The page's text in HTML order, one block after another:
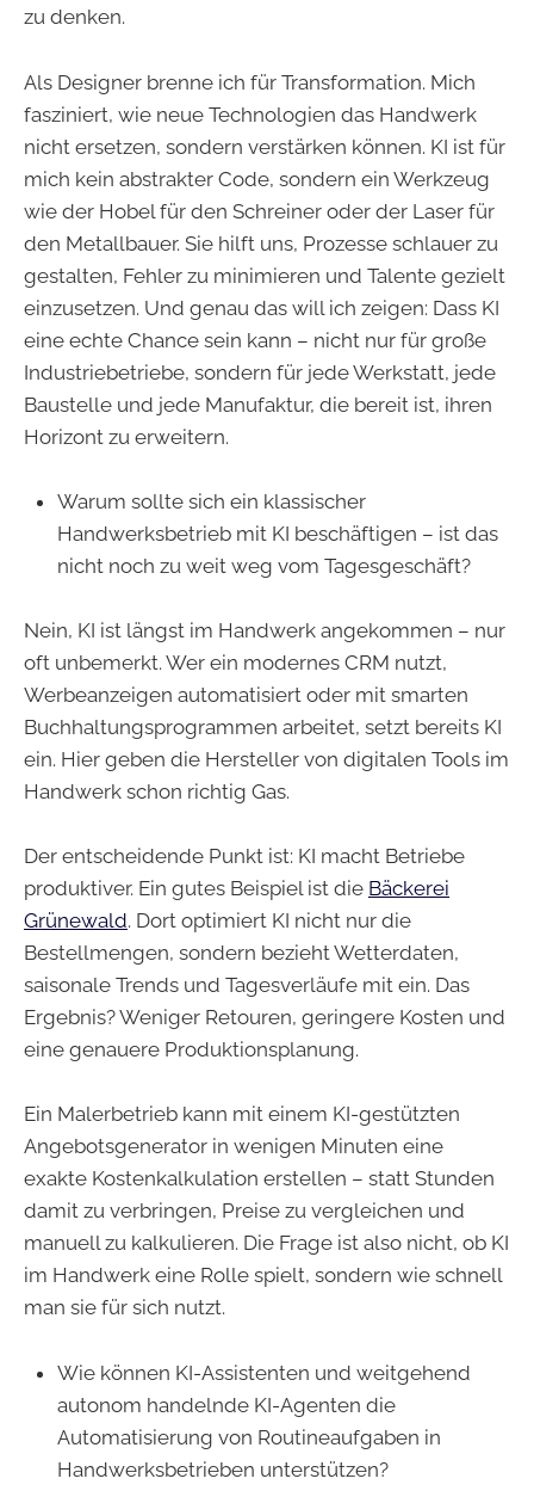
zu denken.
Als Designer brenne ich für Transformation. Mich
fasziniert, wie neue Technologien das Handwerk
nicht ersetzen, sondern verstärken können. KI ist für
mich kein abstrakter Code, sondern ein Werkzeug
wie der Hobel für den Schreiner oder der Laser für
den Metallbauer. Sie hilft uns, Prozesse schlauer zu
gestalten, Fehler zu minimieren und Talente gezielt
einzusetzen. Und genau das will ich zeigen: Dass KI
eine echte Chance sein kann – nicht nur für große
Industriebetriebe, sondern für jede Werkstatt, jede
Baustelle und jede Manufaktur, die bereit ist, ihren
Horizont zu erweitern.
Warum sollte sich ein klassischer
Handwerksbetrieb mit KI beschäftigen – ist das
nicht noch zu weit weg vom Tagesgeschäft?
Nein, KI ist längst im Handwerk angekommen – nur
oft unbemerkt. Wer ein modernes CRM nutzt,
Werbeanzeigen automatisiert oder mit smarten
Buchhaltungsprogrammen arbeitet, setzt bereits KI
ein. Hier geben die Hersteller von digitalen Tools im
Handwerk schon richtig Gas.
Der entscheidende Punkt ist: KI macht Betriebe
produktiver. Ein gutes Beispiel ist die Bäckerei
Grünewald. Dort optimiert KI nicht nur die
Bestellmengen, sondern bezieht Wetterdaten,
saisonale Trends und Tagesverläufe mit ein. Das
Ergebnis? Weniger Retouren, geringere Kosten und
eine genauere Produktionsplanung.
Ein Malerbetrieb kann mit einem KI-gestützten
Angebotsgenerator in wenigen Minuten eine
exakte Kostenkalkulation erstellen – statt Stunden
damit zu verbringen, Preise zu vergleichen und
manuell zu kalkulieren. Die Frage ist also nicht, ob KI
im Handwerk eine Rolle spielt, sondern wie schnell
man sie für sich nutzt.
Wie können KI-Assistenten und weitgehend
autonom handelnde KI-Agenten die
Automatisierung von Routineaufgaben in
Handwerksbetrieben unterstützen?